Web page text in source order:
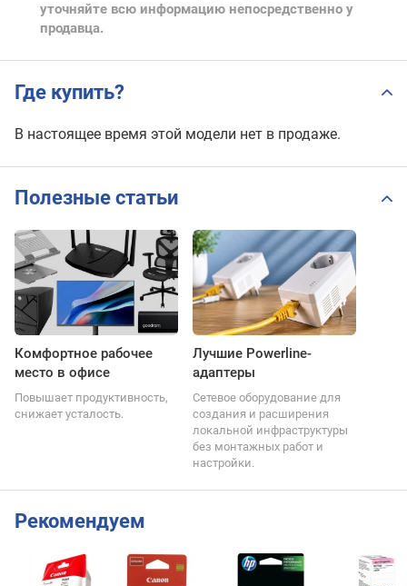
уточняйте всю информацию непосредственно у
продавца.
Где купить?
В настоящее время этой модели нет в продаже.
Полезные статьи
Комфортное рабочее
место в офисе
Повышает продуктивность,
снижает усталость.
Лучшие Powerline-
адаптеры
Сетевое оборудование для
создания и расширения
локальной инфраструктуры
без монтажных работ и
настройки.
Рекомендуем